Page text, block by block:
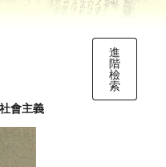
進
階
檢
索
會主義